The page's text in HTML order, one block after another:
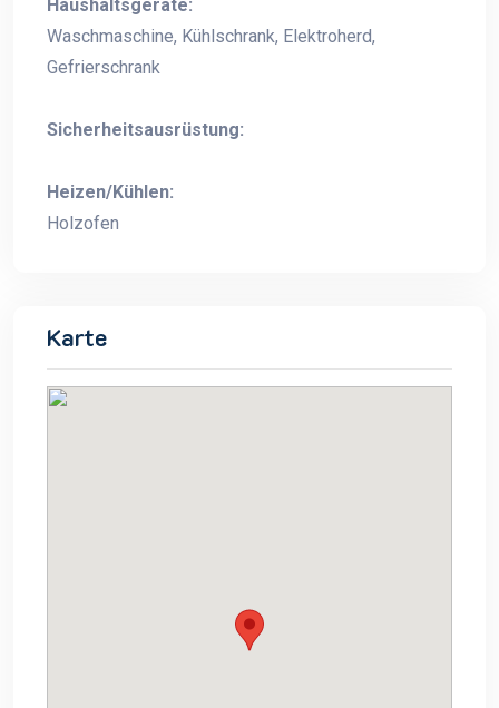
Haushaltsgeräte:
Waschmaschine, Kühlschrank, Elektroherd,
Gefrierschrank
Sicherheitsausrüstung:
Heizen/Kühlen:
Holzofen
Karte